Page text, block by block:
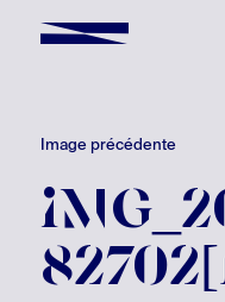
Image précédente